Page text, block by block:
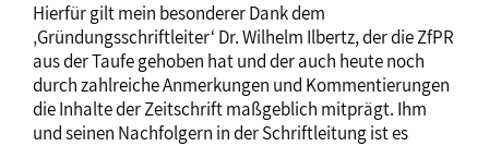
Hierfür gilt mein besonderer Dank dem
‚Gründungsschriftleiter‘ Dr. Wilhelm Ilbertz, der die ZfPR
aus der Taufe gehoben hat und der auch heute noch
durch zahlreiche Anmerkungen und Kommentierungen
die Inhalte der Zeitschrift maßgeblich mitprägt. Ihm
und seinen Nachfolgern in der Schriftleitung ist es